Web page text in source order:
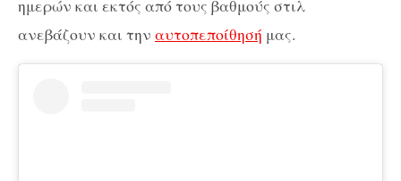
ημερών και εκτός από τους βαθμούς στιλ
ανεβάζουν και την αυτοπεποίθησή μας.